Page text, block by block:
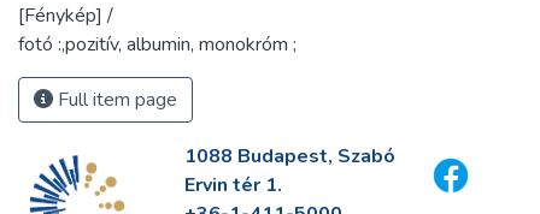
[Fénykép] /
fotó :,pozitív, albumin, monokróm ;
Full item page
1088 Budapest, Szabó
Ervin tér 1.